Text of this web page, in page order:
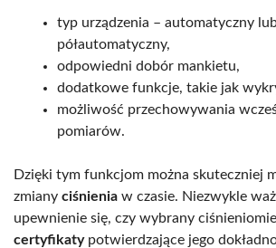
typ urządzenia – automatyczny
półautomatyczny,
odpowiedni dobór mankietu,
dodatkowe funkcje, takie jak
możliwość przechowywania
pomiarów.
Dzięki tym funkcjom można skuteczniej
zmiany ciśnienia w czasie. Niezwykle
upewnienie się, czy wybrany
certyfikatypotwierdzające jego